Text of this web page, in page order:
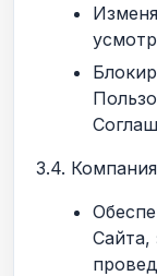
3.4.
Сайта,